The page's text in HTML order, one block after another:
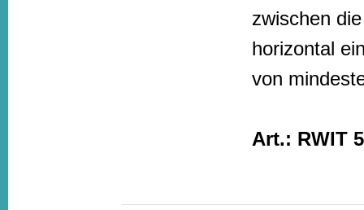
zwischen
horizontal
von
Art.: RWIT